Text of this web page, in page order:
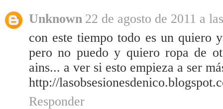
Unknown 22 de agosto de 2011 a
con este tiempo todo es un quiero
pero no puedo y quiero ropa de
ains... a ver si esto empieza a ser
http://
Responder